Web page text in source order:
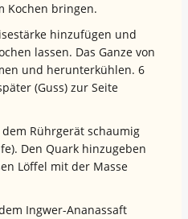
Kochen bringen.
hinzufügen und
lassen. Das Ganze von
und herunterkühlen. 6
(Guss) zur Seite
Rührgerät schaumig
Den Quark hinzugeben
Löffel mit der Masse
Ingwer-Ananassaft